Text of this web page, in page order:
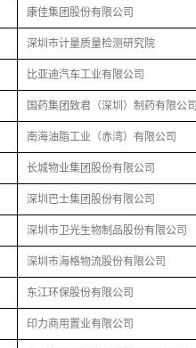
康佳集团股份有限公司
深圳市计量质量检测研究院
比亚迪汽车工业有限公司
国药集团致君（深圳）制药有限公司
南海油脂工业（赤湾）有限公司
长城物业集团股份有限公司
深圳巴士集团股份有限公司
深圳市卫光生物制品股份有限公司
深圳市海格物流股份有限公司
东江环保股份有限公司
印力商用置业有限公司